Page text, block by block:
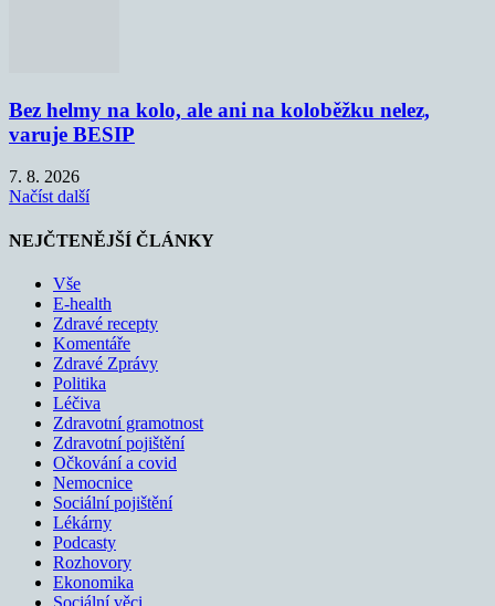
Bez helmy na kolo, ale ani na koloběžku nelez,
varuje BESIP
7. 8. 2026
Načíst další
NEJČTENĚJŠÍ ČLÁNKY
Vše
E-health
Zdravé recepty
Komentáře
Zdravé Zprávy
Politika
Léčiva
Zdravotní gramotnost
Zdravotní pojištění
Očkování a covid
Nemocnice
Sociální pojištění
Lékárny
Podcasty
Rozhovory
Ekonomika
Sociální věci